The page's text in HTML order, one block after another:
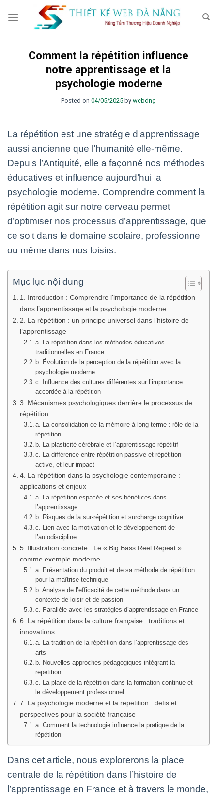
Comment la répétition influence
notre apprentissage et la
psychologie moderne
Posted on 04/05/2025 by webdng
La répétition est une stratégie d’apprentissage
aussi ancienne que l’humanité elle-même.
Depuis l’Antiquité, elle a façonné nos méthodes
éducatives et influence aujourd’hui la
psychologie moderne. Comprendre comment la
répétition agit sur notre cerveau permet
d’optimiser nos processus d’apprentissage, que
ce soit dans le domaine scolaire, professionnel
ou même dans nos loisirs.
Mục lục nội dung
1. Introduction : Comprendre l’importance de la répétition
dans l’apprentissage et la psychologie moderne
2. La répétition : un principe universel dans l’histoire de
l’apprentissage
a. La répétition dans les méthodes éducatives
traditionnelles en France
b. Évolution de la perception de la répétition avec la
psychologie moderne
c. Influence des cultures différentes sur l’importance
accordée à la répétition
3. Mécanismes psychologiques derrière le processus de
répétition
a. La consolidation de la mémoire à long terme : rôle de la
répétition
b. La plasticité cérébrale et l’apprentissage répétitif
c. La différence entre répétition passive et répétition
active, et leur impact
4. La répétition dans la psychologie contemporaine :
applications et enjeux
a. La répétition espacée et ses bénéfices dans
l’apprentissage
b. Risques de la sur-répétition et surcharge cognitive
c. Lien avec la motivation et le développement de
l’autodiscipline
5. Illustration concrète : Le « Big Bass Reel Repeat »
comme exemple moderne
a. Présentation du produit et de sa méthode de répétition
pour la maîtrise technique
b. Analyse de l’efficacité de cette méthode dans un
contexte de loisir et de passion
c. Parallèle avec les stratégies d’apprentissage en France
6. La répétition dans la culture française : traditions et
innovations
a. La tradition de la répétition dans l’apprentissage des
arts
b. Nouvelles approches pédagogiques intégrant la
répétition
c. La place de la répétition dans la formation continue et
le développement professionnel
7. La psychologie moderne et la répétition : défis et
perspectives pour la société française
a. Comment la technologie influence la pratique de la
répétition
Dans cet article, nous explorerons la place
centrale de la répétition dans l’histoire de
l’apprentissage en France et à travers le monde,